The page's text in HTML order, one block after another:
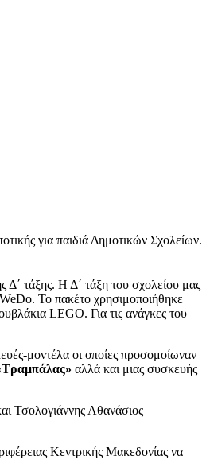
για παιδιά Δημοτικών Σχολείων.
Δ΄ τάξης. Η Δ΄ τάξη του σχολείου μας
Το πακέτο χρησιμοποιήθηκε
LEGO. Για τις ανάγκες του
μοντέλα οι οποίες προσομοίωναν
αλλά και μιας συσκευής
Τσολογιάννης Αθανάσιος
Κεντρικής Μακεδονίας να